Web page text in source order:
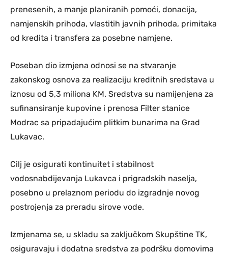
prenesenih, a manje planiranih pomoći, donacija,
namjenskih prihoda, vlastitih javnih prihoda, primitaka
od kredita i transfera za posebne namjene.
Poseban dio izmjena odnosi se na stvaranje
zakonskog osnova za realizaciju kreditnih sredstava u
iznosu od 5,3 miliona KM. Sredstva su namijenjena za
sufinansiranje kupovine i prenosa Filter stanice
Modrac sa pripadajućim plitkim bunarima na Grad
Lukavac.
Cilj je osigurati kontinuitet i stabilnost
vodosnabdijevanja Lukavca i prigradskih naselja,
posebno u prelaznom periodu do izgradnje novog
postrojenja za preradu sirove vode.
Izmjenama se, u skladu sa zaključkom Skupštine TK,
osiguravaju i dodatna sredstva za podršku domovima